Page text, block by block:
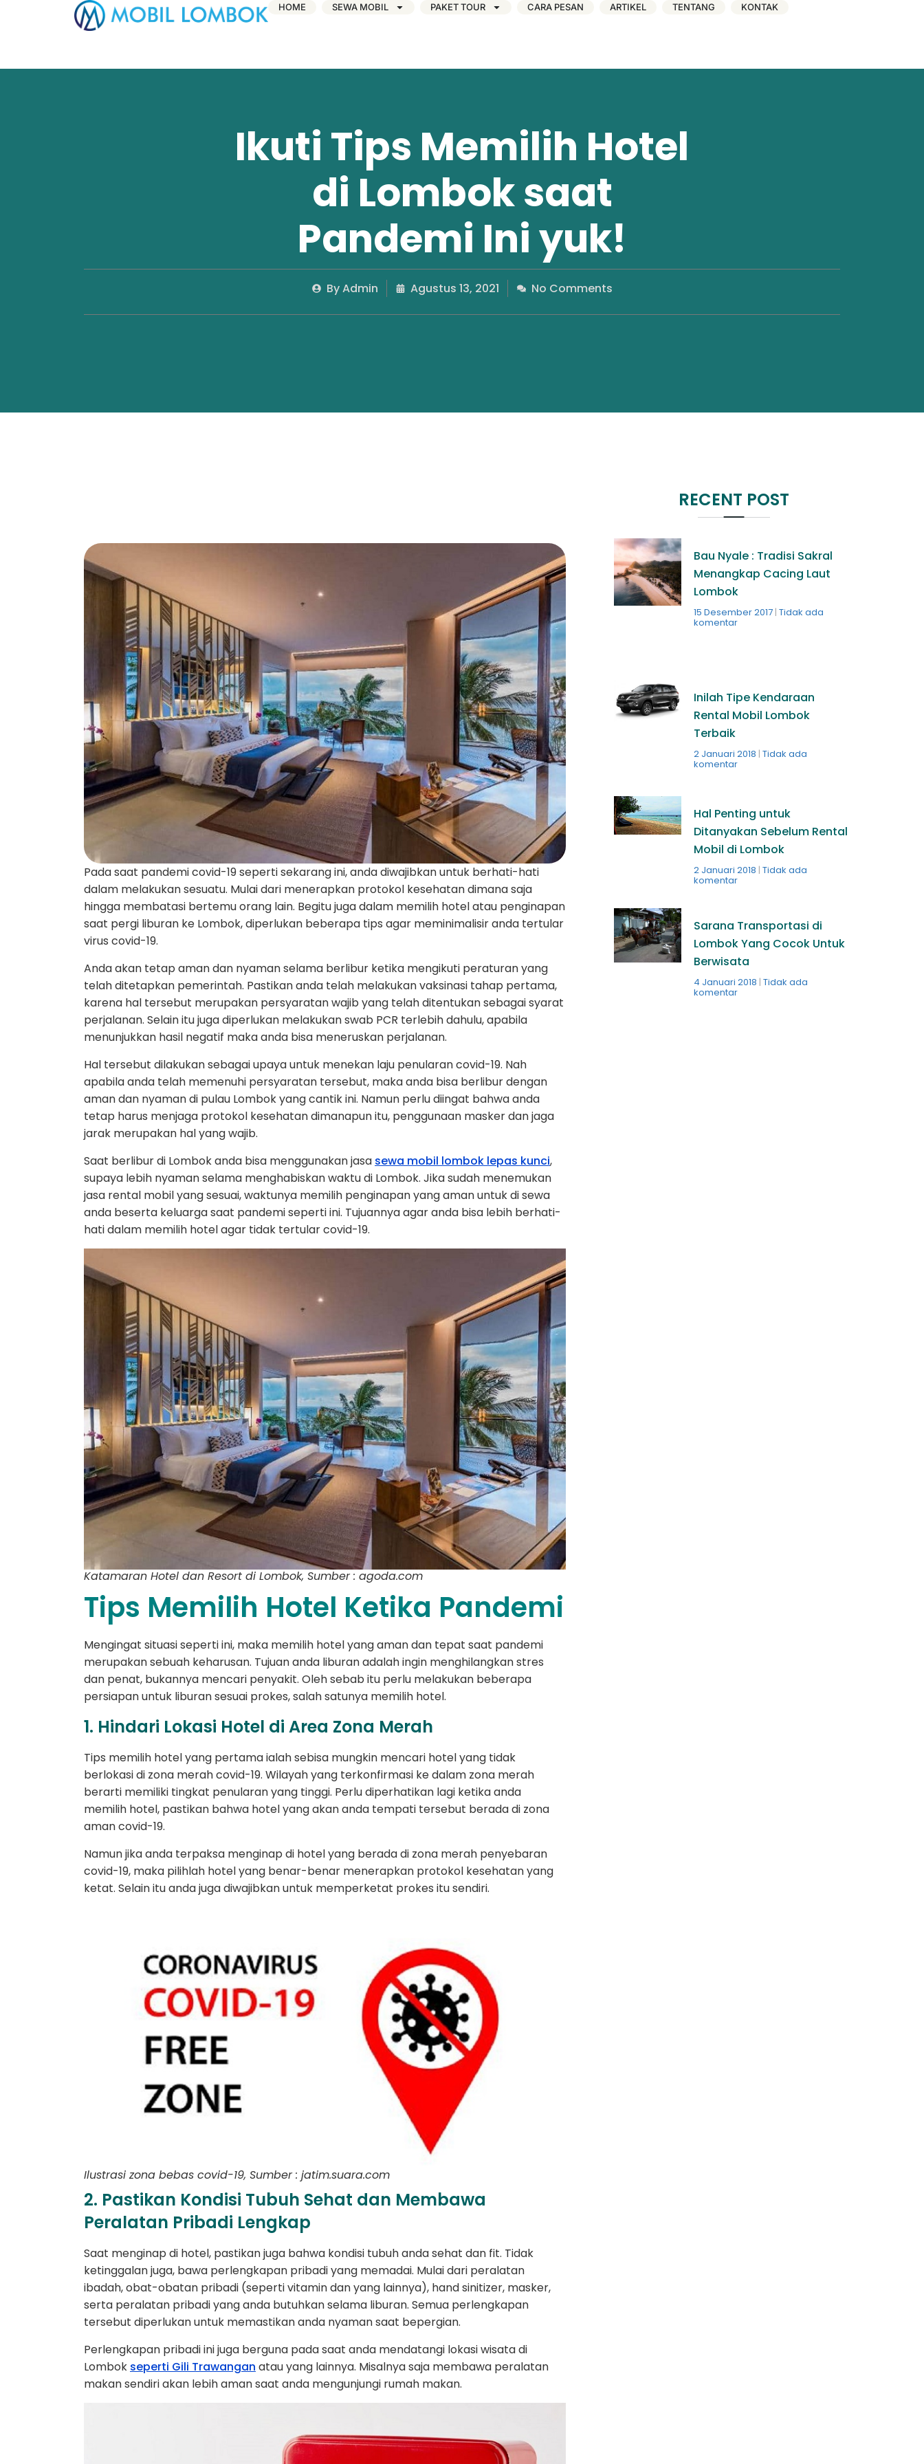
HOME SEWA MOBIL PAKET TOUR CARA PESAN ARTIKEL TENTANG KONTAK
Ikuti Tips Memilih Hotel
di Lombok saat
Pandemi Ini yuk!
ByAdmin Agustus 13, 2021 No Comments
Pada saat pandemi covid-19 seperti sekarang ini, anda diwajibkan untuk berhati-hati
dalam melakukan sesuatu. Mulai dari menerapkan protokol kesehatan dimana saja
hingga membatasi bertemu orang lain. Begitu juga dalam memilih hotel atau penginapan
saat pergi liburan ke Lombok, diperlukan beberapa tips agar meminimalisir anda tertular
virus covid-19.
Anda akan tetap aman dan nyaman selama berlibur ketika mengikuti peraturan yang
telah ditetapkan pemerintah. Pastikan anda telah melakukan vaksinasi tahap pertama,
karena hal tersebut merupakan persyaratan wajib yang telah ditentukan sebagai syarat
perjalanan. Selain itu juga diperlukan melakukan swab PCR terlebih dahulu, apabila
menunjukkan hasil negatif maka anda bisa meneruskan perjalanan.
Hal tersebut dilakukan sebagai upaya untuk menekan laju penularan covid-19. Nah
apabila anda telah memenuhi persyaratan tersebut, maka anda bisa berlibur dengan
aman dan nyaman di pulau Lombok yang cantik ini. Namun perlu diingat bahwa anda
tetap harus menjaga protokol kesehatan dimanapun itu, penggunaan masker dan jaga
jarak merupakan hal yang wajib.
Saat berlibur di Lombok anda bisa menggunakan jasa sewa mobil lombok lepas kunci,
supaya lebih nyaman selama menghabiskan waktu di Lombok. Jika sudah menemukan
jasa rental mobil yang sesuai, waktunya memilih penginapan yang aman untuk di sewa
anda beserta keluarga saat pandemi seperti ini. Tujuannya agar anda bisa lebih berhati-
hati dalam memilih hotel agar tidak tertular covid-19.
Katamaran Hotel dan Resort di Lombok, Sumber : agoda.com
Tips Memilih Hotel Ketika Pandemi
Mengingat situasi seperti ini, maka memilih hotel yang aman dan tepat saat pandemi
merupakan sebuah keharusan. Tujuan anda liburan adalah ingin menghilangkan stres
dan penat, bukannya mencari penyakit. Oleh sebab itu perlu melakukan beberapa
persiapan untuk liburan sesuai prokes, salah satunya memilih hotel.
1. Hindari Lokasi Hotel di Area Zona Merah
Tips memilih hotel yang pertama ialah sebisa mungkin mencari hotel yang tidak
berlokasi di zona merah covid-19. Wilayah yang terkonfirmasi ke dalam zona merah
berarti memiliki tingkat penularan yang tinggi. Perlu diperhatikan lagi ketika anda
memilih hotel, pastikan bahwa hotel yang akan anda tempati tersebut berada di zona
aman covid-19.
Namun jika anda terpaksa menginap di hotel yang berada di zona merah penyebaran
covid-19, maka pilihlah hotel yang benar-benar menerapkan protokol kesehatan yang
ketat. Selain itu anda juga diwajibkan untuk memperketat prokes itu sendiri.
Ilustrasi zona bebas covid-19, Sumber : jatim.suara.com
2. Pastikan Kondisi Tubuh Sehat dan Membawa
Peralatan Pribadi Lengkap
Saat menginap di hotel, pastikan juga bahwa kondisi tubuh anda sehat dan fit. Tidak
ketinggalan juga, bawa perlengkapan pribadi yang memadai. Mulai dari peralatan
ibadah, obat-obatan pribadi (seperti vitamin dan yang lainnya), hand sinitizer, masker,
serta peralatan pribadi yang anda butuhkan selama liburan. Semua perlengkapan
tersebut diperlukan untuk memastikan anda nyaman saat bepergian.
Perlengkapan pribadi ini juga berguna pada saat anda mendatangi lokasi wisata di
Lombok seperti Gili Trawangan atau yang lainnya. Misalnya saja membawa peralatan
makan sendiri akan lebih aman saat anda mengunjungi rumah makan.
RECENT POST
Bau Nyale : Tradisi Sakral
Menangkap Cacing Laut
Lombok
15 Desember 2017 Tidak ada
komentar
Inilah Tipe Kendaraan
Rental Mobil Lombok
Terbaik
2 Januari 2018 Tidak ada
komentar
Hal Penting untuk
Ditanyakan Sebelum Rental
Mobil di Lombok
2 Januari 2018 Tidak ada
komentar
Sarana Transportasi di
Lombok Yang Cocok Untuk
Berwisata
4 Januari 2018 Tidak ada
komentar